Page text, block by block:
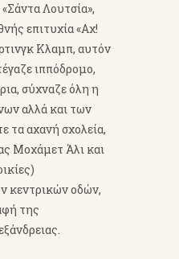
Λουτσία»,
επιτυχία «Αχ!
Κλαμπ, αυτόν
ιππόδρομο,
σύχναζε όλη η
αλλά και των
τα αχανή σχολεία,
Μοχάμετ Άλι και
κεντρικών οδών,
της